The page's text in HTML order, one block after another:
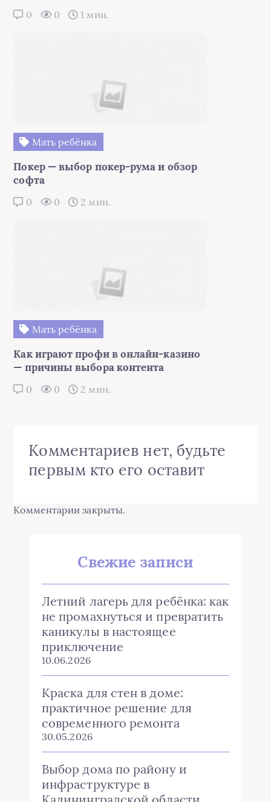
0 0 1 мин.
Мать ребёнка
Покер — выбор покер-рума и обзор
софта
0 0 2 мин.
Мать ребёнка
Как играют профи в онлайн-казино
— причины выбора контента
0 0 2 мин.
Комментариев нет, будьте
первым кто его оставит
Комментарии закрыты.
Свежие записи
Летний лагерь для ребёнка: как
не промахнуться и превратить
каникулы в настоящее
приключение
10.06.2026
Краска для стен в доме:
практичное решение для
современного ремонта
30.05.2026
Выбор дома по району и
инфраструктуре в